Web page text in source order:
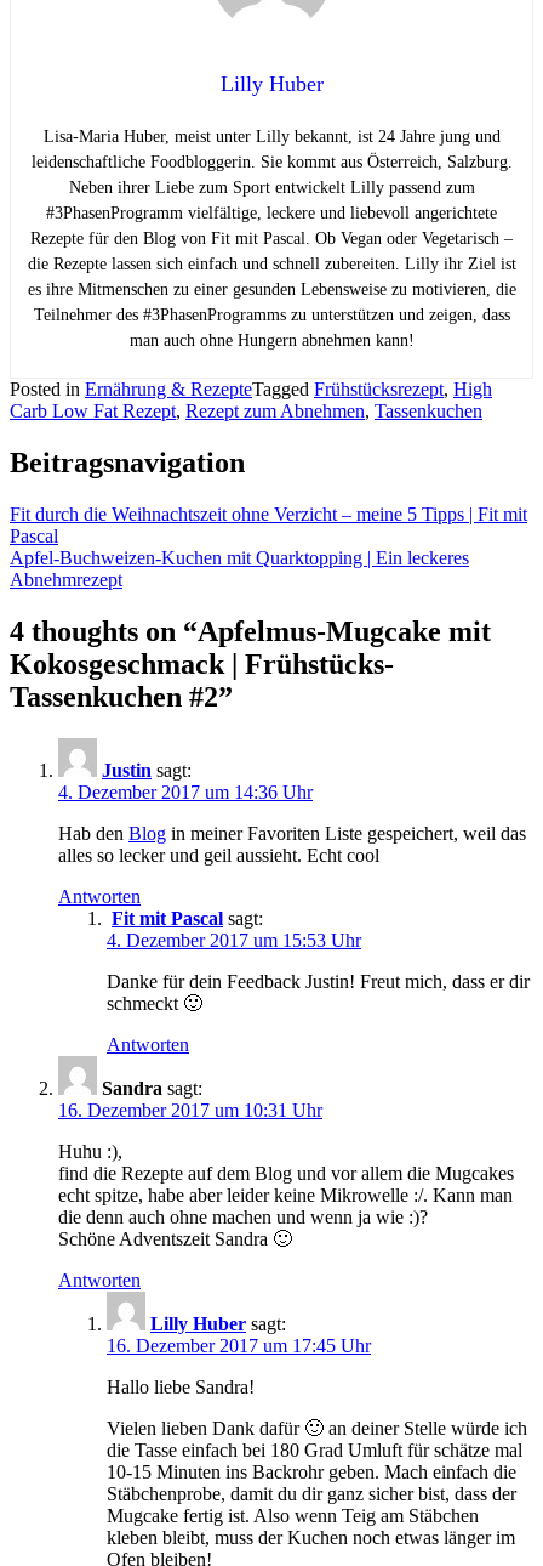
Lilly Huber
Lisa-Maria Huber, meist unter Lilly bekannt, ist 24 Jahre jung und
leidenschaftliche Foodbloggerin. Sie kommt aus Österreich, Salzburg.
Neben ihrer Liebe zum Sport entwickelt Lilly passend zum
#3PhasenProgramm vielfältige, leckere und liebevoll angerichtete
Rezepte für den Blog von Fit mit Pascal. Ob Vegan oder Vegetarisch –
die Rezepte lassen sich einfach und schnell zubereiten. Lilly ihr Ziel ist
es ihre Mitmenschen zu einer gesunden Lebensweise zu motivieren, die
Teilnehmer des #3PhasenProgramms zu unterstützen und zeigen, dass
man auch ohne Hungern abnehmen kann!
Posted in Ernährung & RezepteTagged Frühstücksrezept, High
Carb Low Fat Rezept, Rezept zum Abnehmen, Tassenkuchen
Beitragsnavigation
Fit durch die Weihnachtszeit ohne Verzicht – meine 5 Tipps | Fit mit
Pascal
Apfel-Buchweizen-Kuchen mit Quarktopping | Ein leckeres
Abnehmrezept
4 thoughts on “Apfelmus-Mugcake mit
Kokosgeschmack | Frühstücks-
Tassenkuchen #2”
Justin sagt:
4. Dezember 2017 um 14:36 Uhr
Hab den Blog in meiner Favoriten Liste gespeichert, weil das
alles so lecker und geil aussieht. Echt cool
Antworten
Fit mit Pascal sagt:
4. Dezember 2017 um 15:53 Uhr
Danke für dein Feedback Justin! Freut mich, dass er dir
schmeckt 🙂
Antworten
Sandra sagt:
16. Dezember 2017 um 10:31 Uhr
Huhu :),
find die Rezepte auf dem Blog und vor allem die Mugcakes
echt spitze, habe aber leider keine Mikrowelle :/. Kann man
die denn auch ohne machen und wenn ja wie :)?
Schöne Adventszeit Sandra 🙂
Antworten
Lilly Huber sagt:
16. Dezember 2017 um 17:45 Uhr
Hallo liebe Sandra!
Vielen lieben Dank dafür 🙂 an deiner Stelle würde ich
die Tasse einfach bei 180 Grad Umluft für schätze mal
10-15 Minuten ins Backrohr geben. Mach einfach die
Stäbchenprobe, damit du dir ganz sicher bist, dass der
Mugcake fertig ist. Also wenn Teig am Stäbchen
kleben bleibt, muss der Kuchen noch etwas länger im
Ofen bleiben!